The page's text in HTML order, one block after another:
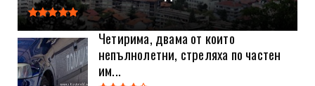
Четирима, двама от които
непълнолетни, стреляха по частен
им...